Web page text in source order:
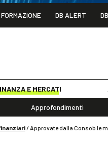
WEBINAR / 1°
DB ALERT
E MERCATI
Approfondimenti
/Approvate dalla Consob le